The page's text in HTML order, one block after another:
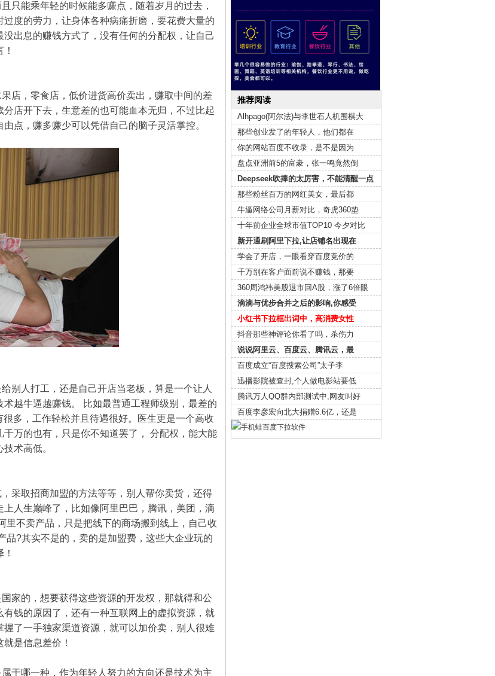
只能乘年轻的时候能多赚点，随着岁月的过去，
度的劳力，让身体各种病痛折磨，要花费大量的
出息的赚钱方式了，没有任何的分配权，让自己
店，零食店，低价进货高价卖出，赚取中间的差
店开下去，生意差的也可能血本无归，不过比起
点，赚多赚少可以凭借自己的脑子灵活掌控。
别人打工，还是自己开店当老板，算是一个让人
越牛逼越赚钱。 比如最普通工程师级别，最差的
多，工作轻松并且待遇很好。医生更是一个高收
万的也有，只是你不知道罢了， 分配权，能大能
术高低。
采取招商加盟的方法等等，别人帮你卖货，还得
人生巅峰了，比如像阿里巴巴，腾讯，美团，滴
里不卖产品，只是把线下的商场搬到线上，自己收
品?其实不是的，卖的是加盟费，这些大企业玩的
家的，想要获得这些资源的开发权，那就得和公
钱的原因了，还有一种互联网上的虚拟资源，就
了一手独家渠道资源，就可以加价卖，别人很难
是信息差价！
于哪一种，作为年轻人努力的方向还是技术为主
推荐阅读
Alhpago(阿尔法)与李世石人机围棋大
那些创业发了的年轻人，他们都在
你的网站百度不收录，是不是因为
盘点亚洲前5的富豪，张一鸣竟然倒
Deepseek吹捧的太厉害，不能清醒一点
那些粉丝百万的网红美女，最后都
牛逼网络公司月薪对比，奇虎360垫
十年前企业全球市值TOP10 今夕对比
新开通刷阿里下拉,让店铺名出现在
学会了开店，一眼看穿百度竞价的
千万别在客户面前说不赚钱，那要
360周鸿祎美股退市回A股，涨了6倍眼
滴滴与优步合并之后的影响,你感受
小红书下拉框出词中，高消费女性
抖音那些神评论你看了吗，杀伤力
说说阿里云、百度云、腾讯云，最
百度成立“百度搜索公司”太子李
迅播影院被查封,个人做电影站要低
腾讯万人QQ群内部测试中,网友叫好
百度李彦宏向北大捐赠6.6亿，还是